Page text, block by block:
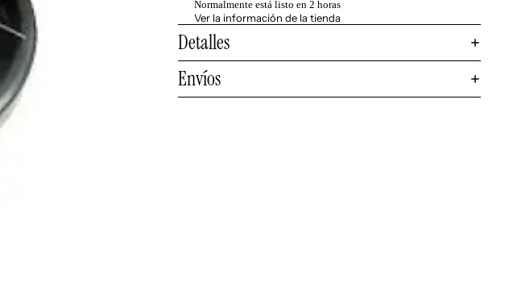
Normalmente está listo en 2 horas
Ver la información de la tienda
Detalles
Envíos